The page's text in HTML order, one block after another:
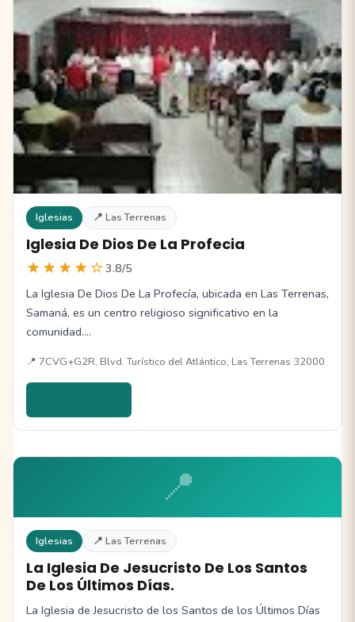
Iglesias 📍 Las Terrenas
Iglesia De Dios De La Profecia
★★★★☆3.8/5
La Iglesia De Dios De La Profecía, ubicada en Las Terrenas,
Samaná, es un centro religioso significativo en la
comunidad.…
📍 7CVG+G2R, Blvd. Turístico del Atlántico, Las Terrenas 32000
📍
Iglesias 📍 Las Terrenas
La Iglesia De Jesucristo De Los Santos
De Los Últimos Días.
La Iglesia de Jesucristo de los Santos de los Últimos Días